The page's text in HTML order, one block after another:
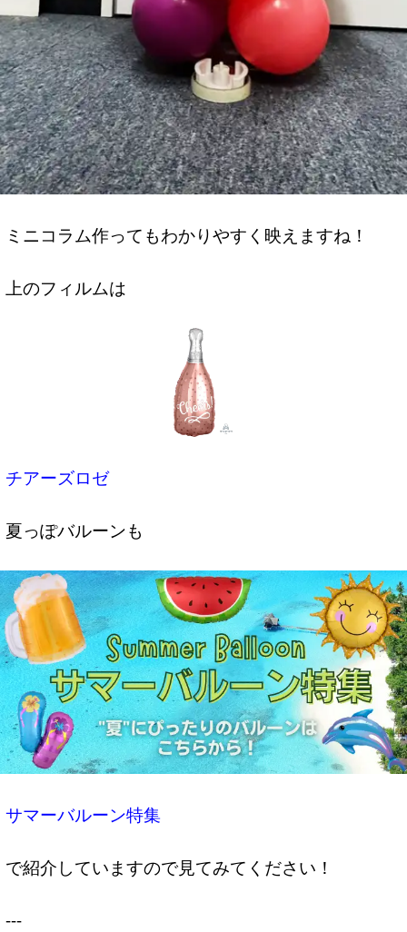
ミニコラム作ってもわかりやすく映えますね！
上のフィルムは
チアーズロゼ
夏っぽバルーンも
サマーバルーン特集
で紹介していますので見てみてください！
---